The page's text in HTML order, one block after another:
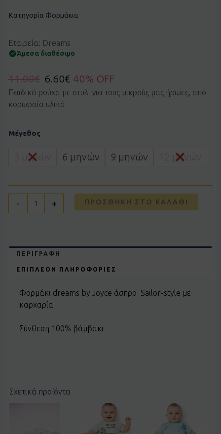
Κατηγορία Φορμάκια
Εταιρεία: Dreams
Άμεσα διαθέσιμο
11.00€ 6.60€ 40% OFF
Παιδικά ρούχα με στυλ για τους μικρούς μας ήρωες, από
κορυφαία υλικά
Μέγεθος
3 μηνών 6 μηνών 9 μηνών 12 μηνών
-
Dreams
2622214
+ ΠΡΟΣΘΉΚΗ ΣΤΟ ΚΑΛΆΘΙ
ΠΕΡΙΓΡΑΦΉ
ΕΠΙΠΛΈΟΝ ΠΛΗΡΟΦΟΡΊΕΣ
Φορμάκι dreams by Joyce άσπρο Saιlor-style με
καρχαρία
Σύνθεση 100% βάμβακι
Σχετικά προϊόντα